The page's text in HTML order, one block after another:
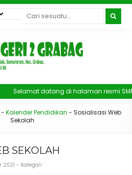
Selamat datang di halaman resmi
- Kalender Pendidikan - Sosialisasi Web
Sekolah
SEKOLAH
2021 - Kategori :